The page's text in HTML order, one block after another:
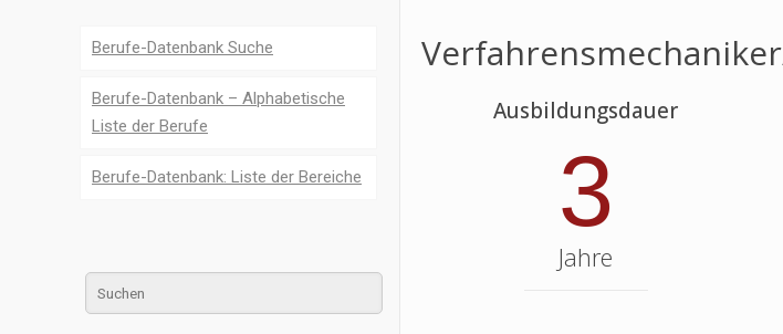
Ausbildungsdauer
3
Jahre
Berufe-Datenbank Suche
Berufe-Datenbank – Alphabetische
Liste der Berufe
Berufe-Datenbank: Liste der Bereiche